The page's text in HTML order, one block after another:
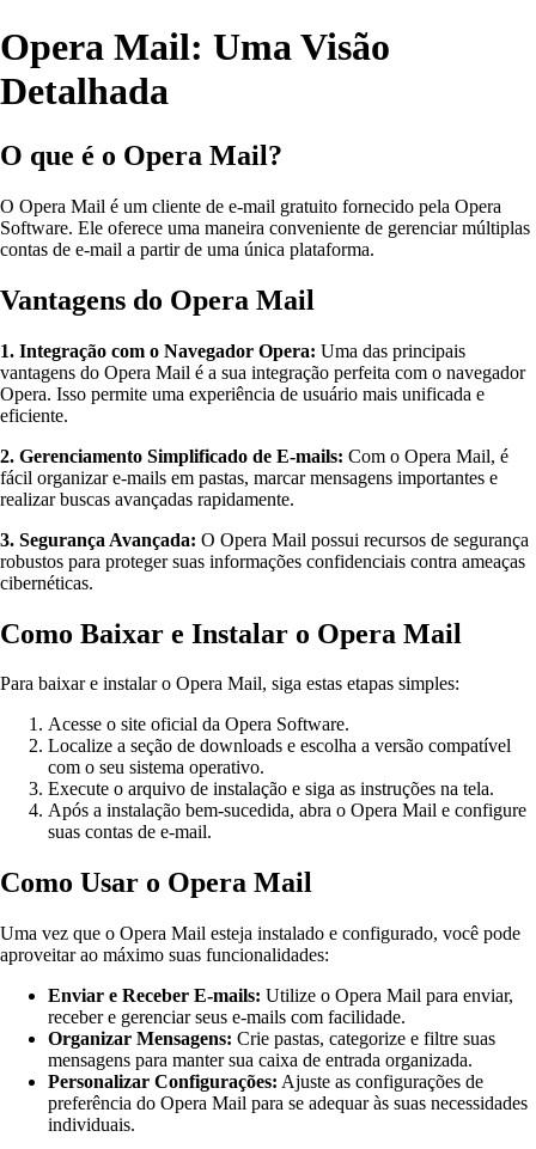
Opera Mail: Uma Visão
Detalhada
O que é o Opera Mail?
O Opera Mail é um cliente de e-mail gratuito fornecido pela Opera
Software. Ele oferece uma maneira conveniente de gerenciar múltiplas
contas de e-mail a partir de uma única plataforma.
Vantagens do Opera Mail
1. Integração com o Navegador Opera: Uma das principais
vantagens do Opera Mail é a sua integração perfeita com o navegador
Opera. Isso permite uma experiência de usuário mais unificada e
eficiente.
2. Gerenciamento Simplificado de E-mails: Com o Opera Mail, é
fácil organizar e-mails em pastas, marcar mensagens importantes e
realizar buscas avançadas rapidamente.
3. Segurança Avançada: O Opera Mail possui recursos de segurança
robustos para proteger suas informações confidenciais contra ameaças
cibernéticas.
Como Baixar e Instalar o Opera Mail
Para baixar e instalar o Opera Mail, siga estas etapas simples:
Acesse o site oficial da Opera Software.
Localize a seção de downloads e escolha a versão compatível
com o seu sistema operativo.
Execute o arquivo de instalação e siga as instruções na tela.
Após a instalação bem-sucedida, abra o Opera Mail e configure
suas contas de e-mail.
Como Usar o Opera Mail
Uma vez que o Opera Mail esteja instalado e configurado, você pode
aproveitar ao máximo suas funcionalidades:
Enviar e Receber E-mails: Utilize o Opera Mail para enviar,
receber e gerenciar seus e-mails com facilidade.
Organizar Mensagens: Crie pastas, categorize e filtre suas
mensagens para manter sua caixa de entrada organizada.
Personalizar Configurações: Ajuste as configurações de
preferência do Opera Mail para se adequar às suas necessidades
individuais.